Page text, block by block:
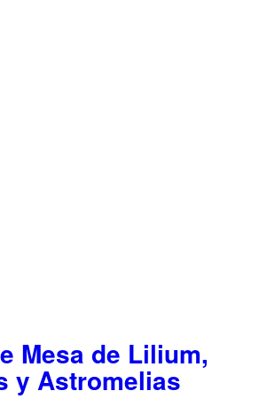
Mesa de Lilium,
y Astromelias